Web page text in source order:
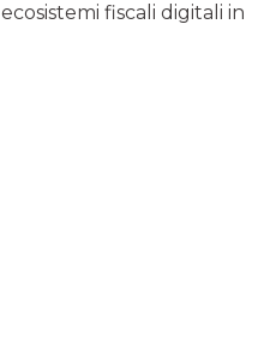
fiscali digitali in